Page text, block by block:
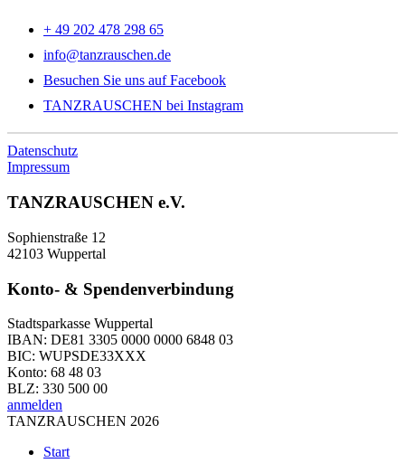
+ 49 202 478 298 65
info@tanzrauschen.de
Besuchen Sie uns auf Facebook
TANZRAUSCHEN bei Instagram
Datenschutz
Impressum
TANZRAUSCHEN e.V.
Sophienstraße 12
42103 Wuppertal
Konto- & Spendenverbindung
Stadtsparkasse Wuppertal
IBAN: DE81 3305 0000 0000 6848 03
BIC: WUPSDE33XXX
Konto: 68 48 03
BLZ: 330 500 00
anmelden
TANZRAUSCHEN 2026
Start